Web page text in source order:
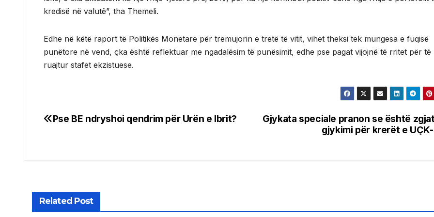
kredisë në valutë”, tha Themeli.
Edhe në këtë raport të Politikës Monetare për tremujorin e tretë të vitit, vihet theksi tek mungesa e fuqisë
punëtore në vend, çka është reflektuar me ngadalësim të punësimit, edhe pse pagat vijojnë të rritet për të
ruajtur stafet ekzistuese.
Post
Gjykata speciale pranon se është
gjykimi për krerët e
Pse BE ndryshoi qendrim për Urën e Ibrit?
Related Post